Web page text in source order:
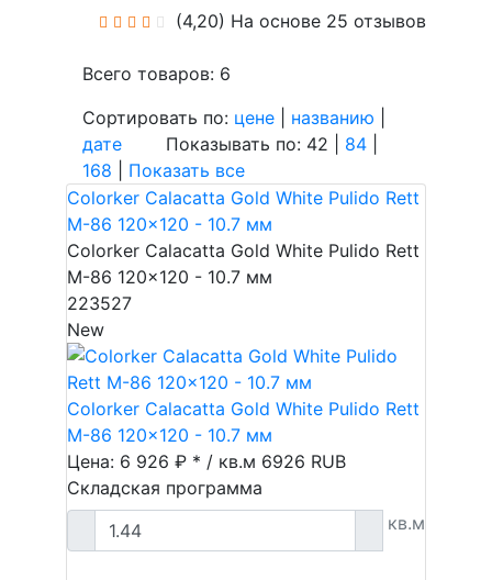
(4,20) На основе 25 отзывов
Всего товаров: 6
Сортировать по: цене названию
дате Показывать по: 42 | 84
168
Показать все
Colorker Calacatta Gold White Pulido Rett
M-86 120x120 - 10.7 мм
Colorker Calacatta Gold White Pulido Rett
M-86 120x120 - 10.7 мм
223527
New
Colorker Calacatta Gold White Pulido Rett
M-86 120x120 - 10.7 мм
Цена: 6 926 ₽ * / кв.м 6926 RUB
Складская программа
кв.м